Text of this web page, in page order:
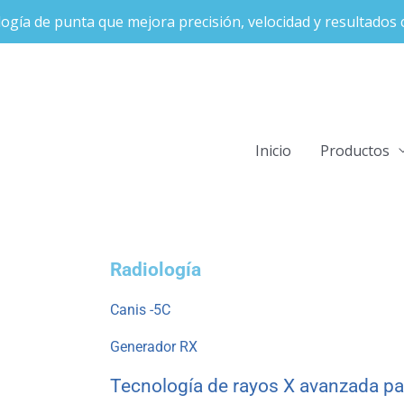
de punta que mejora precisión, velocidad y resultados
Inicio Productos
Radiología
Canis -5C
Generador RX
Tecnología de rayos X avanzada